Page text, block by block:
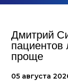
Дмитрий
пациентов
проще
05 августа